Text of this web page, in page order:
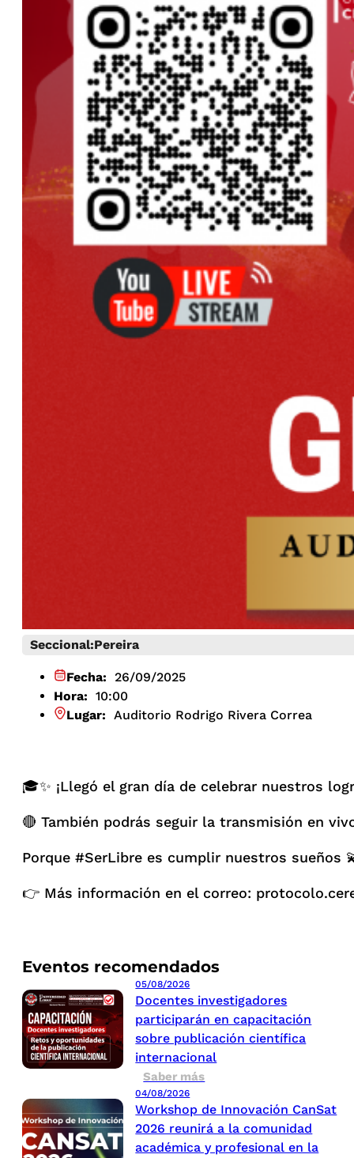
Seccional:Pereira
Fecha: 26/09/2025
Hora: 10:00
Lugar: Auditorio Rodrigo Rivera Correa
Eventos recomendados
05/08/2026
Docentes investigadores
participarán en capacitación
sobre publicación científica
internacional
Saber más
04/08/2026
Workshop de Innovación CanSat
2026 reunirá a la comunidad
académica y profesional en la
🎓✨ ¡Llegó el gran día de celebrar nuestros
🔴 También podrás seguir la transmisión en
Porque #SerLibre es cumplir nuestros sueños
👉 Más información en el correo: